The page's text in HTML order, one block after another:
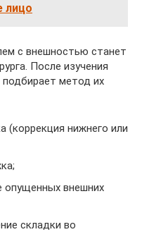
лицо
с внешностью станет
После изучения
метод их
(коррекция нижнего или
опущенных внешних
складки во